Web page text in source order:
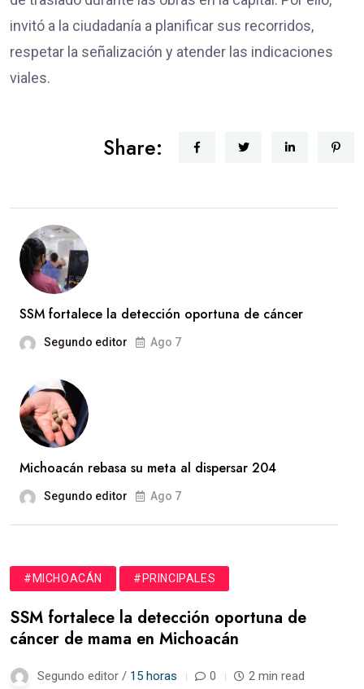
invitó a la ciudadanía a planificar sus recorridos,
respetar la señalización y atender las indicaciones
viales.
Share:
SSM fortalece la detección oportuna de cáncer
Segundo editor Ago 7
Michoacán rebasa su meta al dispersar 204
Segundo editor Ago 7
#MICHOACÁN #PRINCIPALES
SSM fortalece la detección oportuna de
cáncer de mama en Michoacán
Segundo editor / 15 horas 0 2 min read